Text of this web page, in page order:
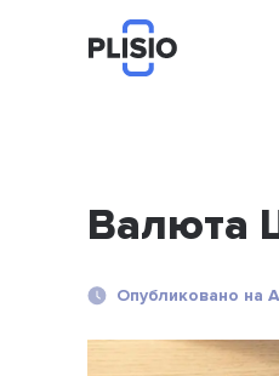
Валюта
Опубликовано на